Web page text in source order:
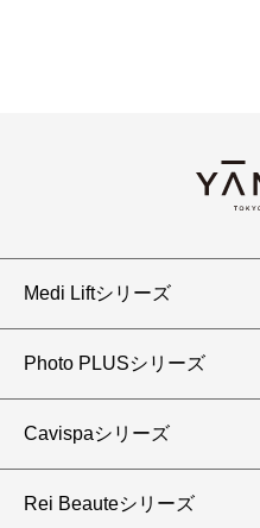
Medi Liftシリーズ
Photo PLUSシリーズ
Cavispaシリーズ
Rei Beauteシリーズ